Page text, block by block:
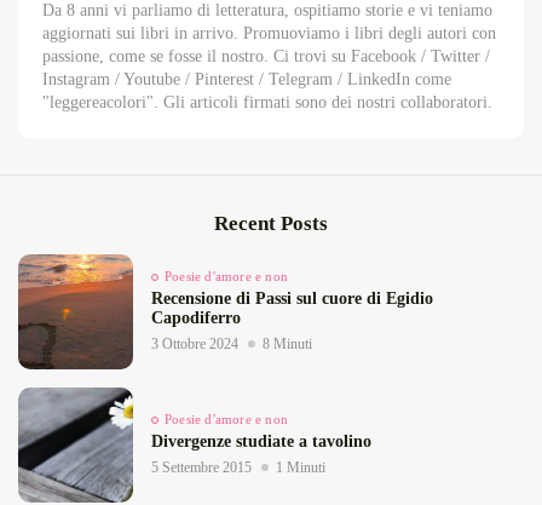
Da 8 anni vi parliamo di letteratura, ospitiamo storie e vi teniamo
aggiornati sui libri in arrivo. Promuoviamo i libri degli autori con
passione, come se fosse il nostro. Ci trovi su Facebook / Twitter /
Instagram / Youtube / Pinterest / Telegram / LinkedIn come
"leggereacolori". Gli articoli firmati sono dei nostri collaboratori.
Recent Posts
Poesie d'amore e non
Recensione di Passi sul cuore di Egidio
Capodiferro
3 Ottobre 2024 8 Minuti
Poesie d'amore e non
Divergenze studiate a tavolino
5 Settembre 2015 1 Minuti